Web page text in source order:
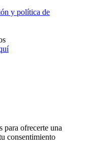
y política de
para ofrecerte una
consentimiento